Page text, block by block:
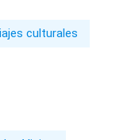
culturales